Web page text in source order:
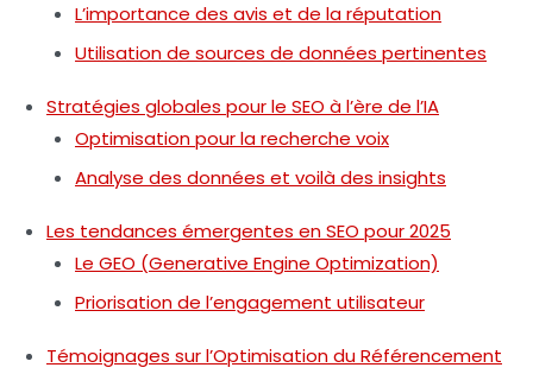
L’importance des avis et de la réputation
Utilisation de sources de données pertinentes
Stratégies globales pour le SEO à l’ère de l’IA
Optimisation pour la recherche voix
Analyse des données et voilà des insights
Les tendances émergentes en SEO pour 2025
Le GEO (Generative Engine Optimization)
Priorisation de l’engagement utilisateur
Témoignages sur l’Optimisation du Référencement